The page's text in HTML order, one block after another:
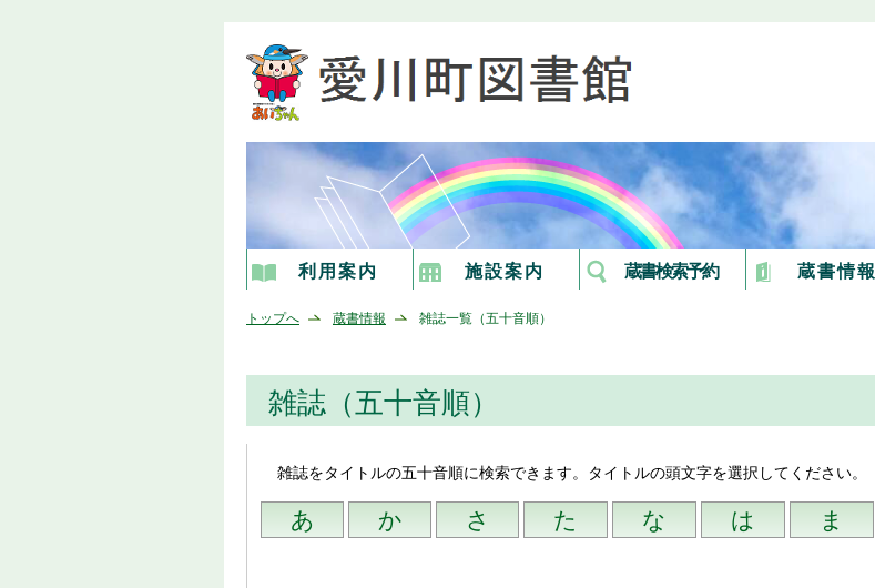
利用案内 施設案内 蔵書検索予約 蔵書情報
トップへ 蔵書情報 雑誌一覧（五十音順）
雑誌（五十音順）
雑誌をタイトルの五十音順に検索できます。タイトルの頭文字を選択してください。